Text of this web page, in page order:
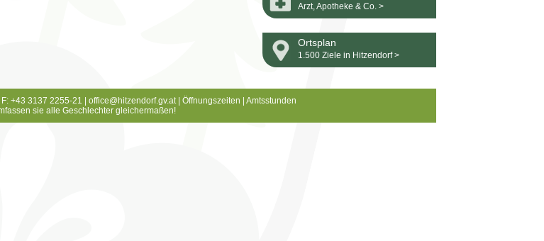
Arzt, Apotheke & Co. >
Ortsplan
1.500 Ziele in Hitzendorf >
+43 3137 2255-21 | office@hitzendorf.gv.at| Öffnungszeiten
Amtsstunden
sie alle Geschlechter gleichermaßen!